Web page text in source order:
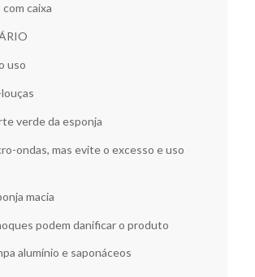
caixa
uso
verde da esponja
ondas, mas evite o excesso e uso
macia
podem danificar o produto
alumínio e saponáceos